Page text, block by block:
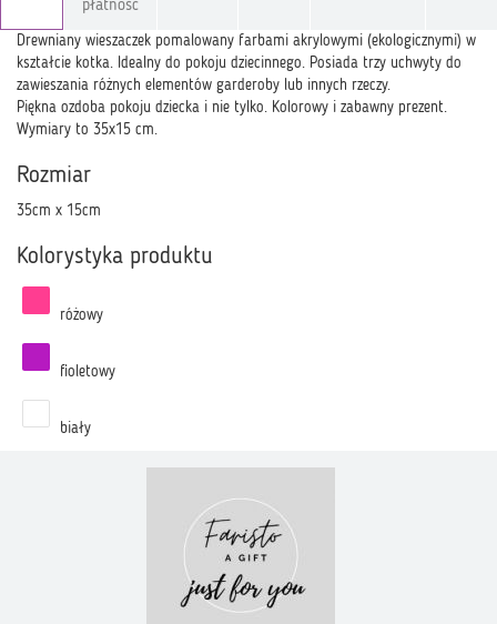
płatność
Drewniany wieszaczek pomalowany farbami akrylowymi (ekologicznymi) w
kształcie kotka. Idealny do pokoju dziecinnego. Posiada trzy uchwyty do
zawieszania różnych elementów garderoby lub innych rzeczy.
Piękna ozdoba pokoju dziecka i nie tylko. Kolorowy i zabawny prezent.
Wymiary to 35x15 cm.
Rozmiar
35cm x 15cm
Kolorystyka produktu
różowy
fioletowy
biały